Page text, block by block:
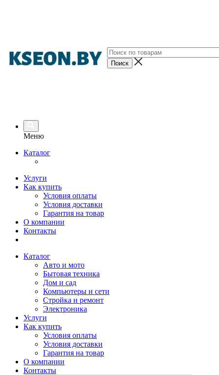
Меню
Каталог
Услуги
Как купить
Условия оплаты
Условия доставки
Гарантия на товар
О компании
Контакты
Каталог
Авто и мото
Бытовая техника
Дом и сад
Компьютеры и сети
Стройка и ремонт
Электроника
Услуги
Как купить
Условия оплаты
Условия доставки
Гарантия на товар
О компании
Контакты